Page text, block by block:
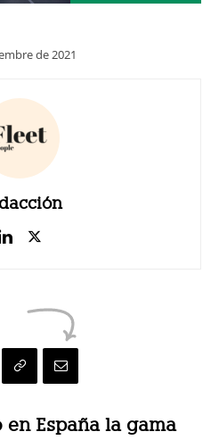
de 2021
España la gama